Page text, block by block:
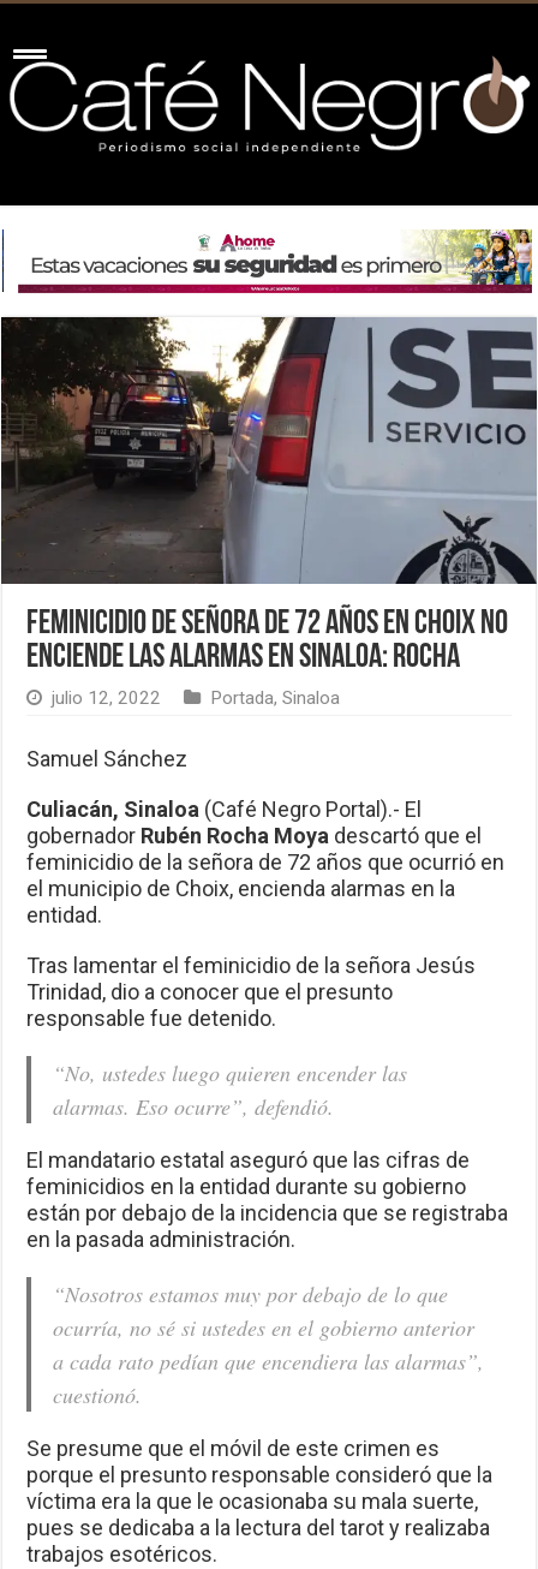
Feminicidio de señora de 72 años en Choix no
enciende las alarmas en Sinaloa: Rocha
julio 12, 2022 Portada,Sinaloa
Samuel Sánchez
Culiacán, Sinaloa (Café Negro Portal).- El
gobernador Rubén Rocha Moya descartó que el
feminicidio de la señora de 72 años que ocurrió en
el municipio de Choix, encienda alarmas en la
entidad.
Tras lamentar el feminicidio de la señora Jesús
Trinidad, dio a conocer que el presunto
responsable fue detenido.
“No, ustedes luego quieren encender las
alarmas. Eso ocurre”, defendió.
El mandatario estatal aseguró que las cifras de
feminicidios en la entidad durante su gobierno
están por debajo de la incidencia que se registraba
en la pasada administración.
“Nosotros estamos muy por debajo de lo que
ocurría, no sé si ustedes en el gobierno anterior
a cada rato pedían que encendiera las alarmas”,
cuestionó.
Se presume que el móvil de este crimen es
porque el presunto responsable consideró que la
víctima era la que le ocasionaba su mala suerte,
pues se dedicaba a la lectura del tarot y realizaba
trabajos esotéricos.